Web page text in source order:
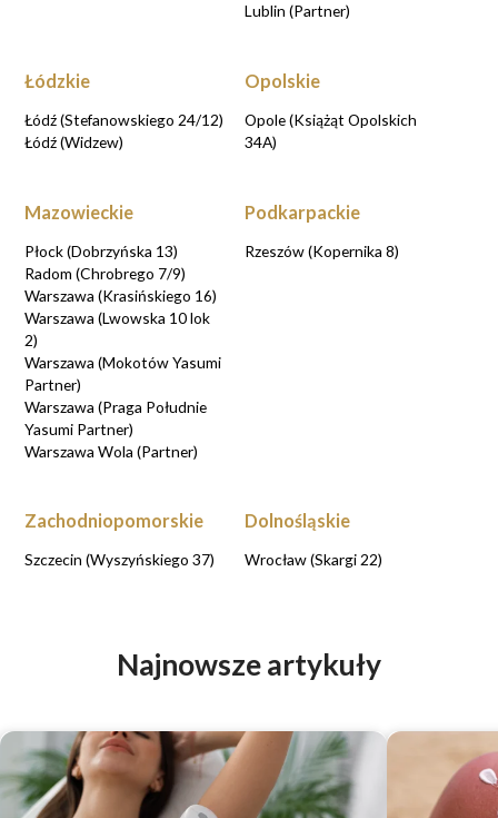
Lublin (Partner)
Łódzkie
Łódź (Stefanowskiego 24/12)
Łódź (Widzew)
Opolskie
Opole (Książąt Opolskich
34A)
Mazowieckie
Płock (Dobrzyńska 13)
Radom (Chrobrego 7/9)
Warszawa (Krasińskiego 16)
Warszawa (Lwowska 10 lok
2)
Warszawa (Mokotów Yasumi
Partner)
Warszawa (Praga Południe
Yasumi Partner)
Warszawa Wola (Partner)
Podkarpackie
Rzeszów (Kopernika 8)
Zachodniopomorskie
Szczecin (Wyszyńskiego 37)
Dolnośląskie
Wrocław (Skargi 22)
Najnowsze artykuły